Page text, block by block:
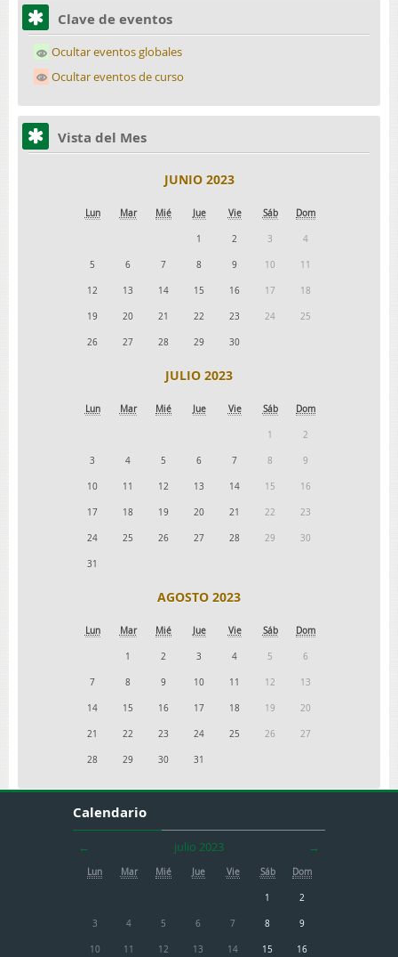
Clave de eventos
Ocultar eventos globales
Ocultar eventos de curso
Vista del Mes
JUNIO 2023
Lun Mar Mié Jue Vie Sáb Dom
1 2 3 4
5 6 7 8 9 10 11
12 13 14 15 16 17 18
19 20 21 22 23 24 25
26 27 28 29 30
JULIO 2023
Lun Mar Mié Jue Vie Sáb Dom
1 2
3 4 5 6 7 8 9
10 11 12 13 14 15 16
17 18 19 20 21 22 23
24 25 26 27 28 29 30
31
AGOSTO 2023
Lun Mar Mié Jue Vie Sáb Dom
1 2 3 4 5 6
7 8 9 10 11 12 13
14 15 16 17 18 19 20
21 22 23 24 25 26 27
28 29 30 31
Calendario
← julio 2023 →
Lun Mar Mié Jue Vie Sáb Dom
1 2
3 4 5 6 7 8 9
10 11 12 13 14 15 16